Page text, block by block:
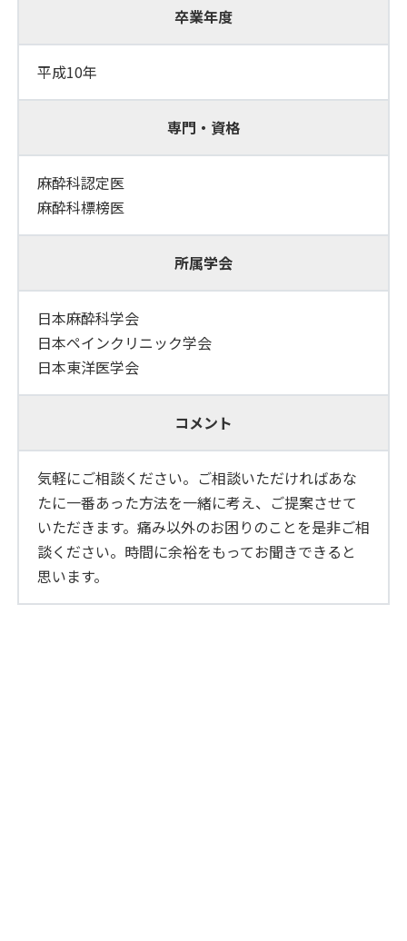
卒業年度
平成10年
専門・資格
麻酔科認定医
麻酔科標榜医
所属学会
日本麻酔科学会
日本ペインクリニック学会
日本東洋医学会
コメント
気軽にご相談ください。ご相談いただければあな
たに一番あった方法を一緒に考え、ご提案させて
いただきます。痛み以外のお困りのことを是非ご相
談ください。時間に余裕をもってお聞きできると
思います。